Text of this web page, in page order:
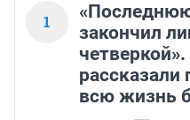
1
закончил
всю жизнь